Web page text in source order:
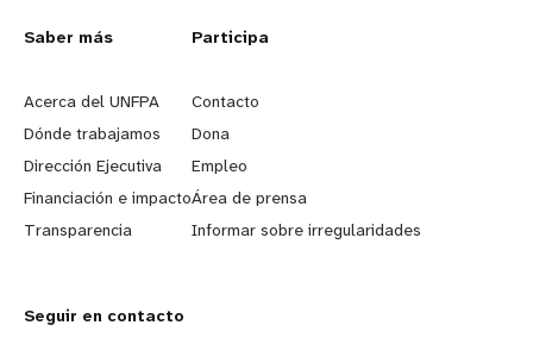
L
e
a
r
n
Saber más
Acerca del UNFPA
Dónde trabajamos
Dirección Ejecutiva
Financiación e impacto
Transparencia
G
o
b
e
y
Participa
Contacto
Dona
Empleo
Área de prensa
Informar sobre irregularidades
Seguir en contacto